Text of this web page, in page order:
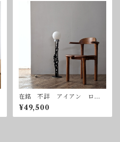
在銘 不詳 アイアン ロー
トアイアン 鍛鉄 フロアス
タンド ボールランプ
¥49,500